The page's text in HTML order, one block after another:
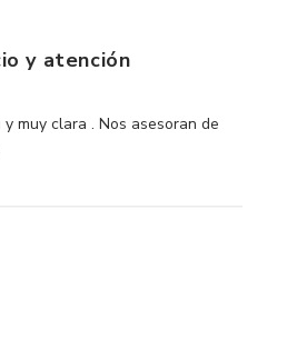
y atención
muy clara . Nos asesoran de
content Atención personalizada y